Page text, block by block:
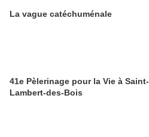
La vague catéchuménale
41e Pèlerinage pour la Vie à Saint-
Lambert-des-Bois